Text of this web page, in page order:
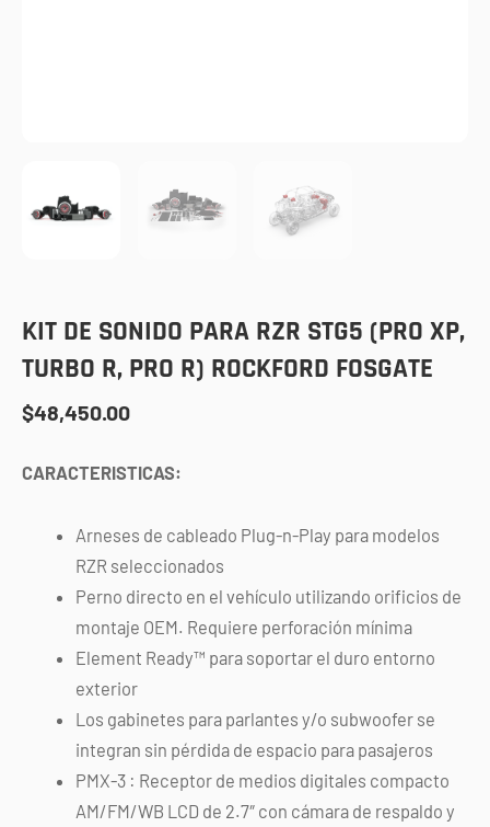
KIT DE SONIDO PARA RZR STG5 (PRO XP,
TURBO R, PRO R) ROCKFORD FOSGATE
$48,450.00
CARACTERISTICAS:
Arneses de cableado Plug-n-Play para modelos
RZR seleccionados
Perno directo en el vehículo utilizando orificios de
montaje OEM. Requiere perforación mínima
Element Ready™ para soportar el duro entorno
exterior
Los gabinetes para parlantes y/o subwoofer se
integran sin pérdida de espacio para pasajeros
PMX-3 : Receptor de medios digitales compacto
AM/FM/WB LCD de 2.7″ con cámara de respaldo y